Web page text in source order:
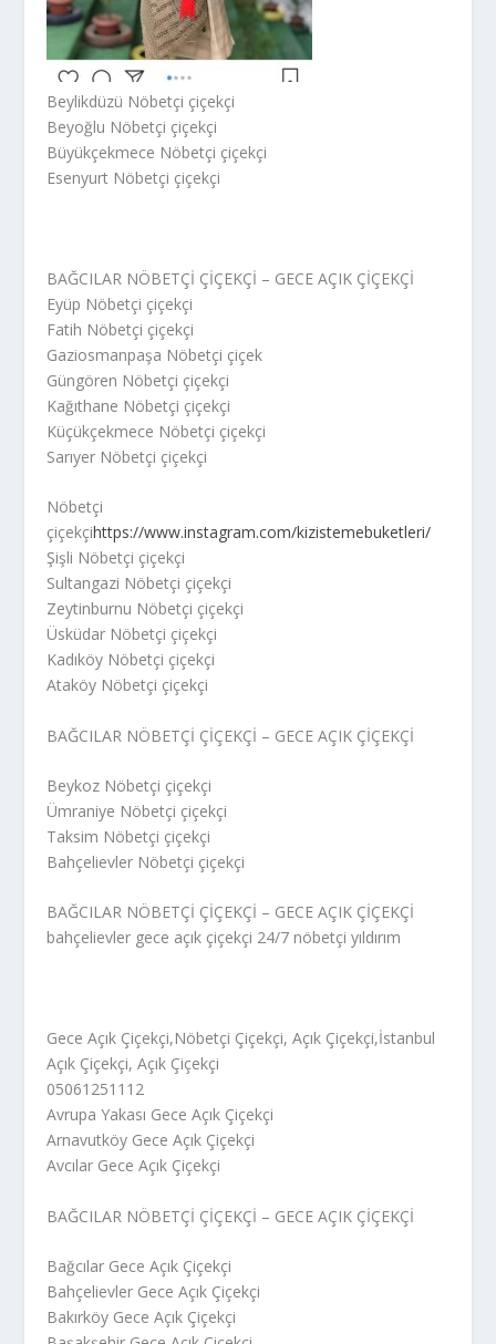
Beylikdüzü Nöbetçi çiçekçi
Beyoğlu Nöbetçi çiçekçi
Büyükçekmece Nöbetçi çiçekçi
Esenyurt Nöbetçi çiçekçi
BAĞCILAR NÖBETÇİ ÇİÇEKÇİ – GECE AÇIK ÇİÇEKÇİ
Eyüp Nöbetçi çiçekçi
Fatih Nöbetçi çiçekçi
Gaziosmanpaşa Nöbetçi çiçek
Güngören Nöbetçi çiçekçi
Kağıthane Nöbetçi çiçekçi
Küçükçekmece Nöbetçi çiçekçi
Sarıyer Nöbetçi çiçekçi
Nöbetçi
çiçekçihttps://www.instagram.com/kizistemebuketleri/
Şişli Nöbetçi çiçekçi
Sultangazi Nöbetçi çiçekçi
Zeytinburnu Nöbetçi çiçekçi
Üsküdar Nöbetçi çiçekçi
Kadıköy Nöbetçi çiçekçi
Ataköy Nöbetçi çiçekçi
BAĞCILAR NÖBETÇİ ÇİÇEKÇİ – GECE AÇIK ÇİÇEKÇİ
Beykoz Nöbetçi çiçekçi
Ümraniye Nöbetçi çiçekçi
Taksim Nöbetçi çiçekçi
Bahçelievler Nöbetçi çiçekçi
BAĞCILAR NÖBETÇİ ÇİÇEKÇİ – GECE AÇIK ÇİÇEKÇİ
bahçelievler gece açık çiçekçi 24/7 nöbetçi yıldırım
Gece Açık Çiçekçi,Nöbetçi Çiçekçi, Açık Çiçekçi,İstanbul
Açık Çiçekçi, Açık Çiçekçi
05061251112
Avrupa Yakası Gece Açık Çiçekçi
Arnavutköy Gece Açık Çiçekçi
Avcılar Gece Açık Çiçekçi
BAĞCILAR NÖBETÇİ ÇİÇEKÇİ – GECE AÇIK ÇİÇEKÇİ
Bağcılar Gece Açık Çiçekçi
Bahçelievler Gece Açık Çiçekçi
Bakırköy Gece Açık Çiçekçi